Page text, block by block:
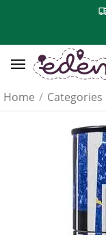
Home / Categories